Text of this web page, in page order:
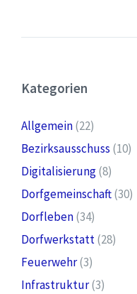
Kategorien
Allgemein(22)
Bezirksausschuss (10)
Digitalisierung(8)
Dorfgemeinschaft(30)
Dorfleben(34)
Dorfwerkstatt(28)
Feuerwehr(3)
Infrastruktur(3)